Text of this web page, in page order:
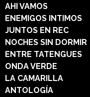
AHI VAMOS
ENEMIGOS INTIMOS
JUNTOS EN REC
NOCHES SIN DORMIR
ENTRE TATENGUES
ONDA VERDE
LA CAMARILLA
ANTOLOGÍA